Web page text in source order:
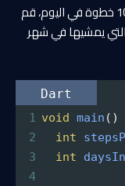
إذا كان الشخص يمشي 10000 خطوة في اليوم، قم
يمشيها في شهر
Dart
1 void main ()
2
int
3
int
4